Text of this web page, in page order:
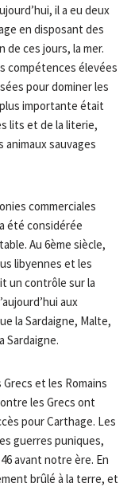
il a eu deux
en disposant des
de ces jours, la mer.
compétences élevées
pour dominer les
importante était
lits et de la literie,
animaux sauvages
commerciales
été considérée
Au 6ème siècle,
libyennes et les
un contrôle sur la
aux
la Sardaigne, Malte,
Sardaigne.
et les Romains
les Grecs ont
pour Carthage. Les
guerres puniques,
avant notre ère. En
brûlé à la terre, et